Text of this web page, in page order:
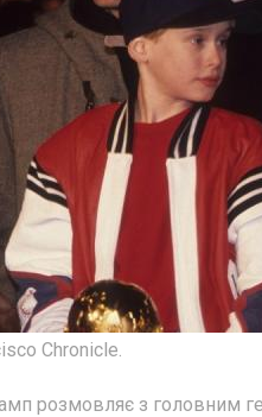
Chronicle.
розмовляє з головним